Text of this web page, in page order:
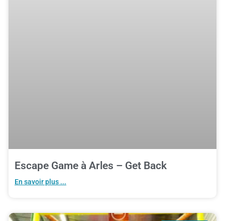
Escape Game à Arles – Get Back
En savoir plus ...